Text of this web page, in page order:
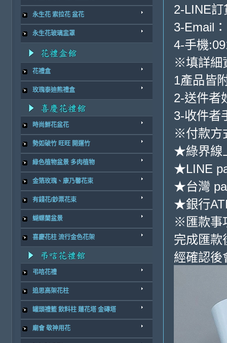
永生花 索拉花 盆花
永生花玻璃盅罩
花禮盒
玫瑰泰迪熊禮盒
時尚鮮花盆花
勢如破竹 旺旺 開運竹
綠色植物盆景 多肉植物
金箔玫瑰、康乃馨花束
有錢花/鈔票花束
蝴蝶蘭盆景
喜慶花柱 流行金色花架
弔唁花禮
追思高架花柱
罐頭禮籃 飲料柱 蓮花塔 金磚塔
廟會 敬神用花
2-LINE
3-Email
4-手機
※填詳細
1產品皆
2-送件者
3-收件者
※付款方
★綠界線
★LINE
★台灣
★銀行
※匯款事
完成匯款
經確認後